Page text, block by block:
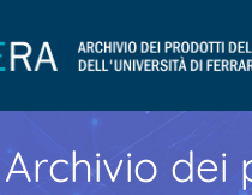
Archivio dei